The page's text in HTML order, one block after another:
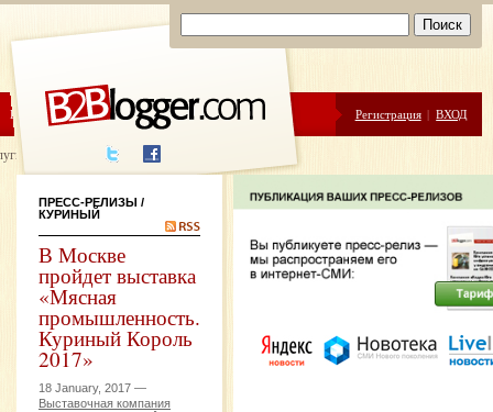
ЦЕНЫ ПОМОЩЬ Регистрация | ВХОД
написания
ПРЕСС-РЕЛИЗЫ /
КУРИНЫЙ
В Москве
пройдет выставка
«Мясная
промышленность.
Куриный Король
2017»
18 January, 2017 —
Выставочная компания